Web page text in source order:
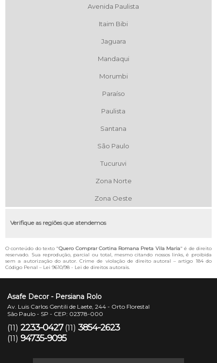
Avenida Paulista
Itaim Bibi
Jaguara
Mandaqui
Morumbi
Paraíso
Paulista
Santana
São Paulo
Tucuruvi
Zona Norte
Zona Oeste
Verifique as regiões que atendemos
O conteúdo do texto "Quero Comprar Cortina Romana Preta Vila Maria" é de direito
reservado. Sua reprodução, parcial ou total, mesmo citando nossos links, é proibida
sem a autorização do autor. Crime de violação de direito autoral – artigo 184 do
Código Penal – Lei 9610/98 - Lei de direitos autorais.
Asafe Decor - Persiana Rolo
Av. Luis Carlos Gentili de Laete, 244 - Orto Florestal
São Paulo - SP - CEP: 02378-000
(11) 2233-0427 (11) 3854-2623
(11) 94735-9095